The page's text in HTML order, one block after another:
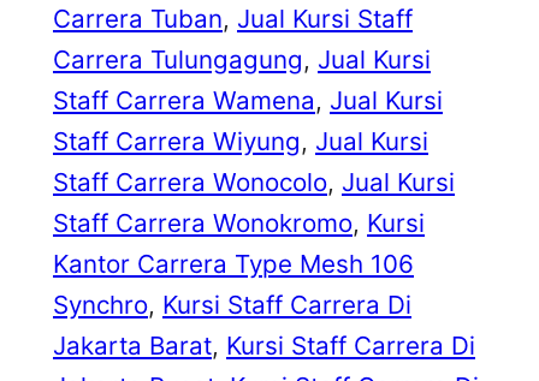
Carrera Tuban, Jual Kursi Staff
Carrera Tulungagung, Jual Kursi
Staff Carrera Wamena, Jual Kursi
Staff Carrera Wiyung, Jual Kursi
Staff Carrera Wonocolo, Jual Kursi
Staff Carrera Wonokromo, Kursi
Kantor Carrera Type Mesh 106
Synchro, Kursi Staff Carrera Di
Jakarta Barat, Kursi Staff Carrera Di